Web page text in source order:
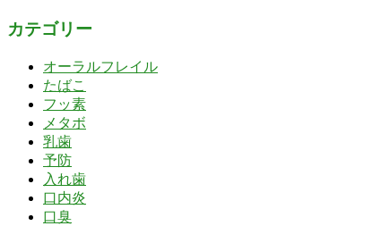
カテゴリー
オーラルフレイル
たばこ
フッ素
メタボ
乳歯
予防
入れ歯
口内炎
口臭